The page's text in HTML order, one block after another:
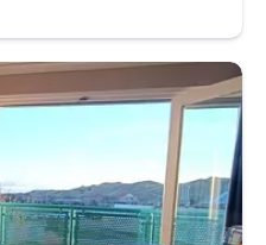
Julianadorp